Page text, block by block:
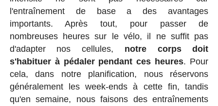
l'entraînement de base a des avantages
importants. Après tout, pour passer de
nombreuses heures sur le vélo, il ne suffit pas
d'adapter nos cellules, notre corps doit
s'habituer à pédaler pendant ces heures. Pour
cela, dans notre planification, nous réservons
généralement les week-ends à cette fin, tandis
qu'en semaine, nous faisons des entraînements